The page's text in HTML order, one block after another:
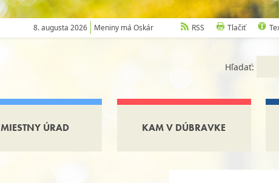
8. augusta 2026 Meniny má Oskár RSS Tlačiť
Hľadať:
MIESTNY ÚRAD KAM V DÚBRAVKE